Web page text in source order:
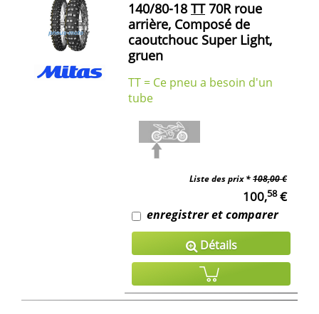
140/80-18 TT70R roue
arrière, Composé de
caoutchouc Super Light,
gruen
TT = Ce pneu a besoin d'un
tube
Liste des prix *108,00 €
100,58€
enregistrer et comparer
Détails